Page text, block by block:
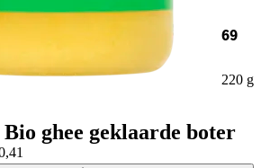
69
220 g
ghee geklaarde boter